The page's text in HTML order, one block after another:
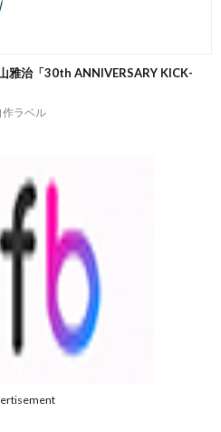
雅治「30th ANNIVERSARY KICK-
作ラベル